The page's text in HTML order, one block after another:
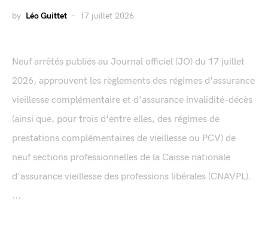
by Léo Guittet 17 juillet 2026
Neuf arrêtés publiés au Journal officiel (JO) du 17 juillet
2026, approuvent les règlements des régimes d'assurance
vieillesse complémentaire et d'assurance invalidité-décès
(ainsi que, pour trois d'entre elles, des régimes de
prestations complémentaires de vieillesse ou PCV) de
neuf sections professionnelles de la Caisse nationale
d'assurance vieillesse des professions libérales (CNAVPL).
...